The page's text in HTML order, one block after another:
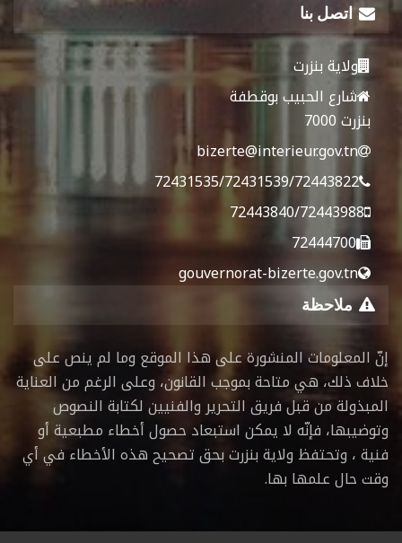
اتصل بنا
ولاية بنزرت
شارع الحبيب بوقطفة
بنزرت 7000
bizerte@interieur.gov.tn
72431535/72431539/72443822
72443840/72443988
72444700
gouvernorat-bizerte.gov.tn
ملاحظة
إنّ المعلومات المنشورة على هذا الموقع وما لم ينص على
خلاف ذلك، هي متاحة بموجب القانون، وعلى الرغم من العناية
المبذولة من قبل فريق التحرير والفنيين لكتابة النصوص
وتوضيبها، فإنّه لا يمكن استبعاد حصول أخطاء مطبعية أو
فنية ، وتحتفظ ولاية بنزرت بحق تصحيح هذه الأخطاء في أي
وقت حال علمها بها.